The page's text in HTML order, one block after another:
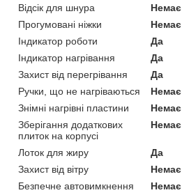
Відсік для шнура
Немає
Прогумовані ніжки
Немає
Індикатор роботи
Да
Індикатор нагрівання
Да
Захист від перегрівання
Да
Ручки, що не нагріваються
Немає
Знімні нагрівні пластини
Немає
Зберігання додаткових
плиток на корпусі
Немає
Лоток для жиру
Да
Захист від вітру
Немає
Безпечне автовимкнення
Немає